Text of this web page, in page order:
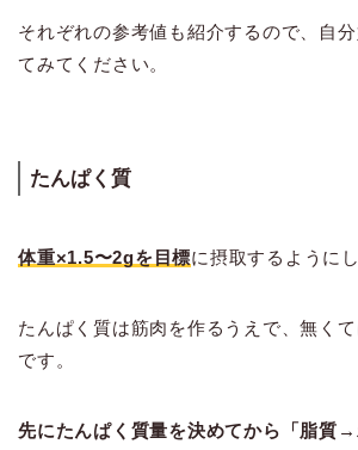
それぞれの参考値も紹介するので、自
てみてください。
たんぱく質
体重×1.5〜2gを目標に摂取するように
たんぱく質は筋肉を作るうえで、無く
です。
先にたんぱく質量を決めてから「脂質